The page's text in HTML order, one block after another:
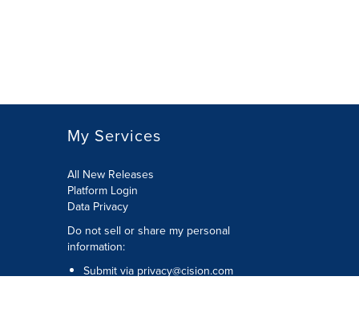
My Services
All New Releases
Platform Login
Data Privacy
Do not sell or share my personal
information:
Submit via privacy@cision.com